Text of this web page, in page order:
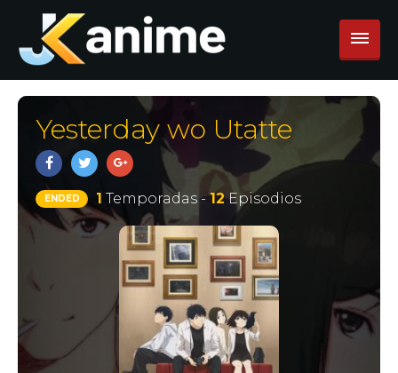
Yesterday wo Utatte
ENDED 1 Temporadas -12Episodios